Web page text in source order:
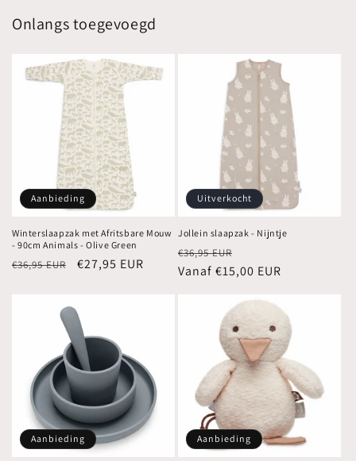
Onlangs toegevoegd
Aanbieding
Winterslaapzak met Afritsbare Mouw
- 90cm Animals - Olive Green
Normale
€36,95 EUR Aanbiedingsprijs
€27,95 EUR
Uitverkocht
Jollein slaapzak - Nijntje
Normale
prijs
€36,95 EUR
Vanaf €15,00 EUR
Aanbieding Aanbieding